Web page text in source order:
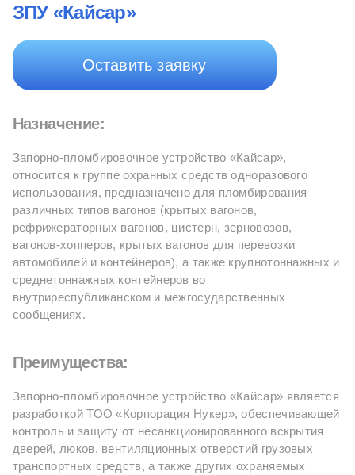
ЗПУ «Кайсар»
Оставить заявку
Назначение:
Запорно-пломбировочное устройство «Кайсар»,
относится к группе охранных средств одноразового
использования, предназначено для пломбирования
различных типов вагонов (крытых вагонов,
рефрижераторных вагонов, цистерн, зерновозов,
вагонов-хопперов, крытых вагонов для перевозки
автомобилей и контейнеров), а также крупнотоннажных и
среднетоннажных контейнеров во
внутриреспубликанском и межгосударственных
сообщениях.
Преимущества:
Запорно-пломбировочное устройство «Кайсар» является
разработкой ТОО «Корпорация Нукер», обеспечивающей
контроль и защиту от несанкционированного вскрытия
дверей, люков, вентиляционных отверстий грузовых
транспортных средств, а также других охраняемых